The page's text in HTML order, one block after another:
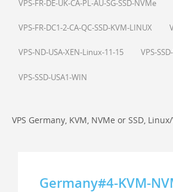
VPS-FR-DE-UK-CA-PL-AU-SG-SSD-NVMe
VPS-FR-DC1-2-CA-QC-SSD-KVM-LINUX
VPS-ND-USA-XEN-Linux-11-15 VPS-
VPS-SSD-USA1-WIN
VPS Germany, KVM, NVMe or SSD,
Germany#4-KVM-